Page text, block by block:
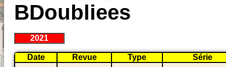
BDoubliees
2021
Date Revue Type Série